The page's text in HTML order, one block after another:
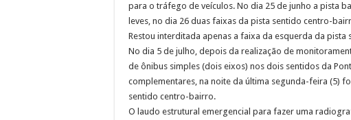
para o tráfego de veículos. No dia 25 de junho a pista
leves, no dia 26 duas faixas da pista sentido centro-
Restou interditada apenas a faixa da esquerda da
No dia 5 de julho, depois da realização de
de ônibus simples (dois eixos) nos dois sentidos da
complementares, na noite da última segunda-feira (5)
sentido centro-bairro.
O laudo estrutural emergencial para fazer uma